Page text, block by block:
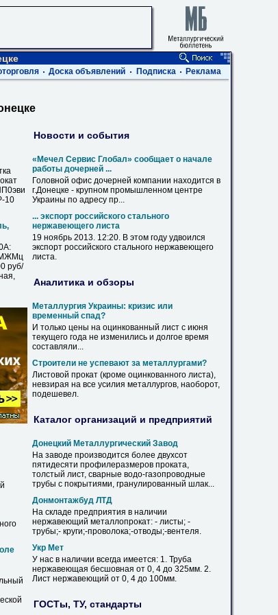
Доска объявлений Подписка Реклама
10
руб/
Новости и события
«Мечел Сервис Глобал» сообщает о начале
работы дочерней ...
Головной офис дочерней компании находится в
г.Донецке - крупном промышленном центре
Украины по адресу пр...
... экспорт российского стального
нержавеющего листа
19 ноябрь 2013. 12:20. В этом году удвоился
экспорт российского стального нержавеющего
листа.
Аналитика и обзоры
Металлургия Украины: кризис или
временный спад?
И только цены на оцинкованный лист с июня
текущего года не изменились и долгое время
составляли...
Строители не успевают за металлургами?
Листовой прокат (кроме оцинкованного листа),
невзирая на все усилия металлургов, наоборот,
подешевел.
Каталог организаций и предприятий
Донецкий Металлургический Завод
На заводе производится более двухсот
пятидесяти профилеразмеров проката,
толстый лист, сварные водо-газопроводные
трубы с покрытиями, гранулированный шлак...
Донмонтажбуд ЛТД
На складе предприятия в наличии
нержавеющий металлопрокат: - листы; -
трубы;- круги;-проволока;-отводы;-вентеля.
Укр Мет
У нас в наличии всегда имеется: 1. Труба
нержавеющая бесшовная от 0, 4 до 325мм. 2.
Лист нержавеющий от 0, 4 до 100мм.
ГОСТы, ТУ, стандарты